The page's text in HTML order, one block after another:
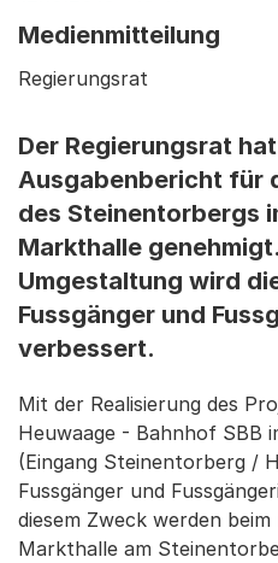
Medienmitteilung
Regierungsrat
Der Regierungsrat
Ausgabenbericht für
des Steinentorbergs
Markthalle
Umgestaltung wird
Fussgänger und
verbessert.
Mit der Realisierung des
Heuwaage - Bahnhof SBB
(Eingang Steinentorberg /
Fussgänger und
diesem Zweck werden
Markthalle am